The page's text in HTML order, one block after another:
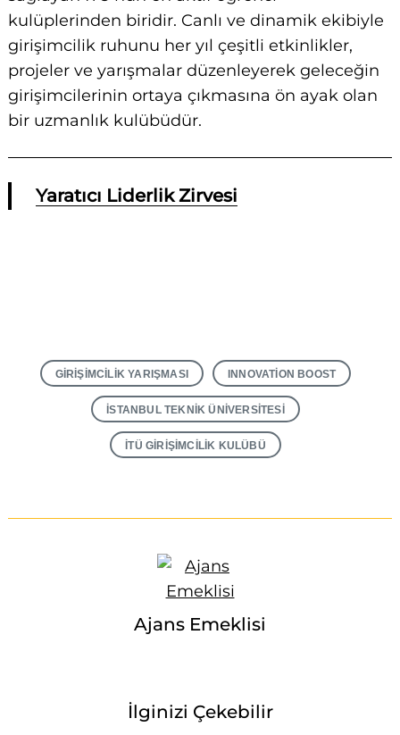
kulüplerinden biridir. Canlı ve dinamik ekibiyle
girişimcilik ruhunu her yıl çeşitli etkinlikler,
projeler ve yarışmalar düzenleyerek geleceğin
girişimcilerinin ortaya çıkmasına ön ayak olan
bir uzmanlık kulübüdür.
Yaratıcı Liderlik Zirvesi
GIRIŞIMCILIK YARIŞMASI INNOVATION BOOST
İSTANBUL TEKNIK ÜNIVERSITESI
İTÜ GIRIŞIMCILIK KULÜBÜ
Ajans Emeklisi
İlginizi Çekebilir